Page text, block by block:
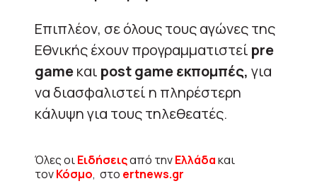
Επιπλέον, σε όλους τους αγώνες της
Εθνικής έχουν προγραμματιστεί pre
gameκαι post game εκπομπές, για
να διασφαλιστεί η πληρέστερη
κάλυψη για τους τηλεθεατές.
Όλες οιΕιδήσειςαπό τηνΕλλάδακαι
τονΚόσμο, στο ertnews.gr